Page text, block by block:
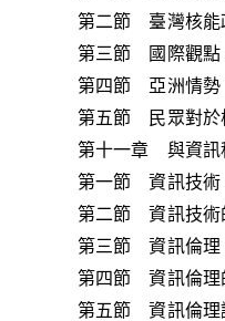
第二節 臺灣核能
第三節 國際觀點
第四節 亞洲情勢
第五節 民眾對於
第十一章 與資訊
第一節 資訊技術
第二節 資訊技術
第三節 資訊倫理
第四節 資訊倫理
第五節 資訊倫理